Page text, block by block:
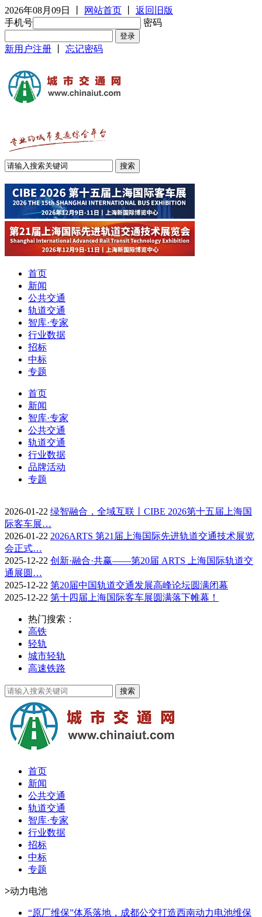
2026年08月09日 网站首页
返回旧版
手机号
密码
新用户注册 忘记密码
首页
新闻
公共交通
轨道交通
智库·专家
行业数据
招标
中标
专题
首页
新闻
智库·专家
公共交通
轨道交通
行业数据
品牌活动
专题
2026-01-22 绿智融合，全域互联丨CIBE 2026第十五届上海国
际客车展…
2026-01-22 2026ARTS 第21届上海国际先进轨道交通技术展览
会正式…
2025-12-22 创新·融合·共赢——第20届 ARTS 上海国际轨道交
通展圆…
2025-12-22 第20届中国轨道交通发展高峰论坛圆满闭幕
2025-12-22 第十四届上海国际客车展圆满落下帷幕！
热门搜索：
高铁
轻轨
城市轻轨
高速铁路
首页
新闻
公共交通
轨道交通
智库·专家
行业数据
招标
中标
专题
>动力电池
“原厂维保”体系落地，成都公交打造西南动力电池维保